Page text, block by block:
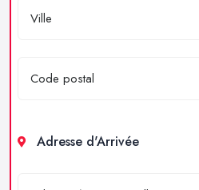
Adresse d'Arrivée